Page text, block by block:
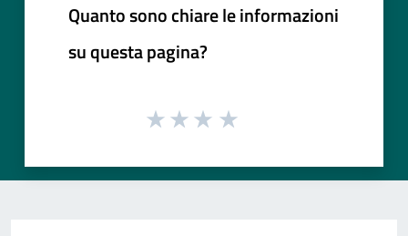
Quanto sono chiare le informazioni
su questa pagina?